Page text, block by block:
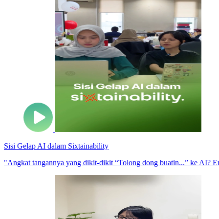
Sisi Gelap AI dalam Sixtainability
"Angkat tangannya yang dikit-dikit “Tolong dong buatin...” ke AI?